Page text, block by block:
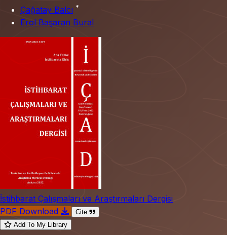
Çağatay Balcı *
Erol Başaran Bural
İstihbarat Çalışmaları ve Araştırmaları Dergisi
PDF Download
Cite
Add To My Library